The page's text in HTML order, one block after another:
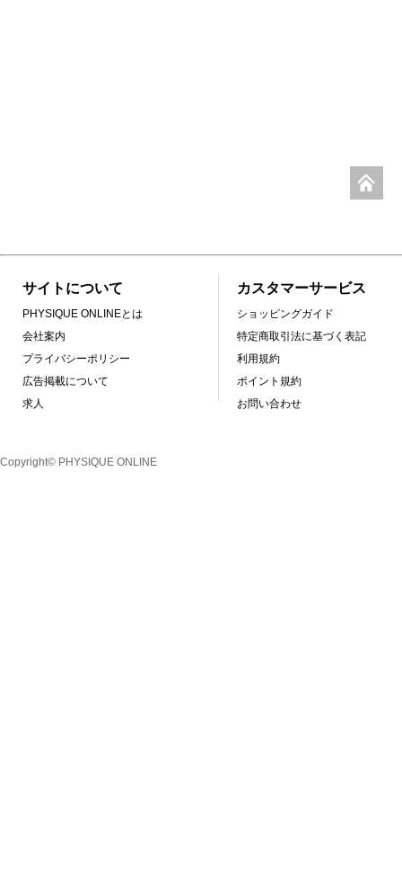
サイトについて
PHYSIQUE ONLINEとは
会社案内
プライバシーポリシー
広告掲載について
求人
カスタマーサービス
ショッピングガイド
特定商取引法に基づく表記
利用規約
ポイント規約
お問い合わせ
Copyright© PHYSIQUE ONLINE